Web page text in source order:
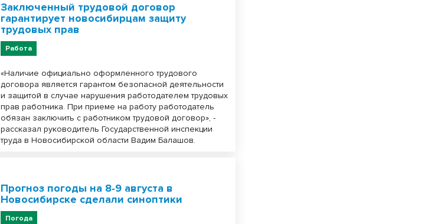
Заключенный трудовой договор
гарантирует новосибирцам защиту
трудовых прав
Работа
«Наличие официально оформленного трудового
договора является гарантом безопасной деятельности
и защитой в случае нарушения работодателем трудовых
прав работника. При приеме на работу работодатель
обязан заключить с работником трудовой договор», -
рассказал руководитель Государственной инспекции
труда в Новосибирской области Вадим Балашов.
Прогноз погоды на 8-9 августа в
Новосибирске сделали синоптики
Погода